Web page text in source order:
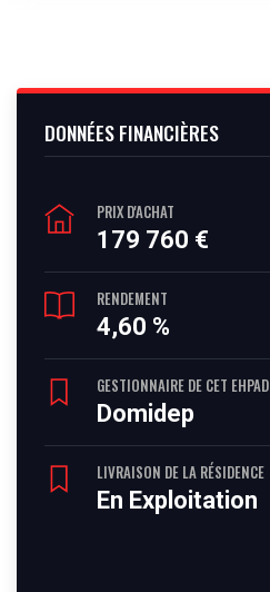
DONNÉES FINANCIÈRES
PRIX D'ACHAT
179 760 €
RENDEMENT
4,60 %
GESTIONNAIRE DE CET EHPAD
Domidep
LIVRAISON DE LA RÉSIDENCE
En Exploitation